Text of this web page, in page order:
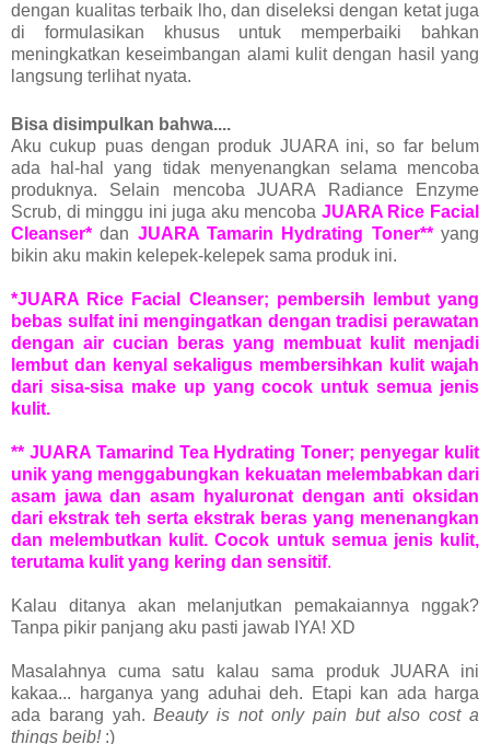
dengan kualitas terbaik lho, dan diseleksi dengan ketat juga
di formulasikan khusus untuk memperbaiki bahkan
meningkatkan keseimbangan alami kulit dengan hasil yang
langsung terlihat nyata.
Bisa disimpulkan bahwa....
Aku cukup puas dengan produk JUARA ini, so far belum
ada hal-hal yang tidak menyenangkan selama mencoba
produknya. Selain mencoba JUARA Radiance Enzyme
Scrub, di minggu ini juga aku mencoba JUARA Rice Facial
Cleanser* dan JUARA Tamarin Hydrating Toner**yang
bikin aku makin kelepek-kelepek sama produk ini.
*JUARA Rice Facial Cleanser; pembersih lembut yang
bebas sulfat ini mengingatkan dengan tradisi perawatan
dengan air cucian beras yang membuat kulit menjadi
lembut dan kenyal sekaligus membersihkan kulit wajah
dari sisa-sisa make up yang cocok untuk semua jenis
kulit.
** JUARA Tamarind Tea Hydrating Toner; penyegar kulit
unik yang menggabungkan kekuatan melembabkan dari
asam jawa dan asam hyaluronat dengan anti oksidan
dari ekstrak teh serta ekstrak beras yang menenangkan
dan melembutkan kulit. Cocok untuk semua jenis kulit,
terutama kulit yang kering dan sensitif.
Kalau ditanya akan melanjutkan pemakaiannya nggak?
Tanpa pikir panjang aku pasti jawab IYA! XD
Masalahnya cuma satu kalau sama produk JUARA ini
kakaa... harganya yang aduhai deh. Etapi kan ada harga
ada barang yah. Beauty is not only pain but also cost a
things beib! :)